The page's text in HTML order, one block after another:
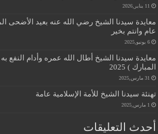
11 يناير,2026
عام وانتم بخير
6 يونيو,2025
معايدة سيدنا الشيخ أطال الله عمره وأدام النفع
المبارك ) 2025
31 مارس,2025
تهنئة سيدنا الشيخ للأمة الإسلامية عامة
1 مارس,2025
أحدث التعليقات